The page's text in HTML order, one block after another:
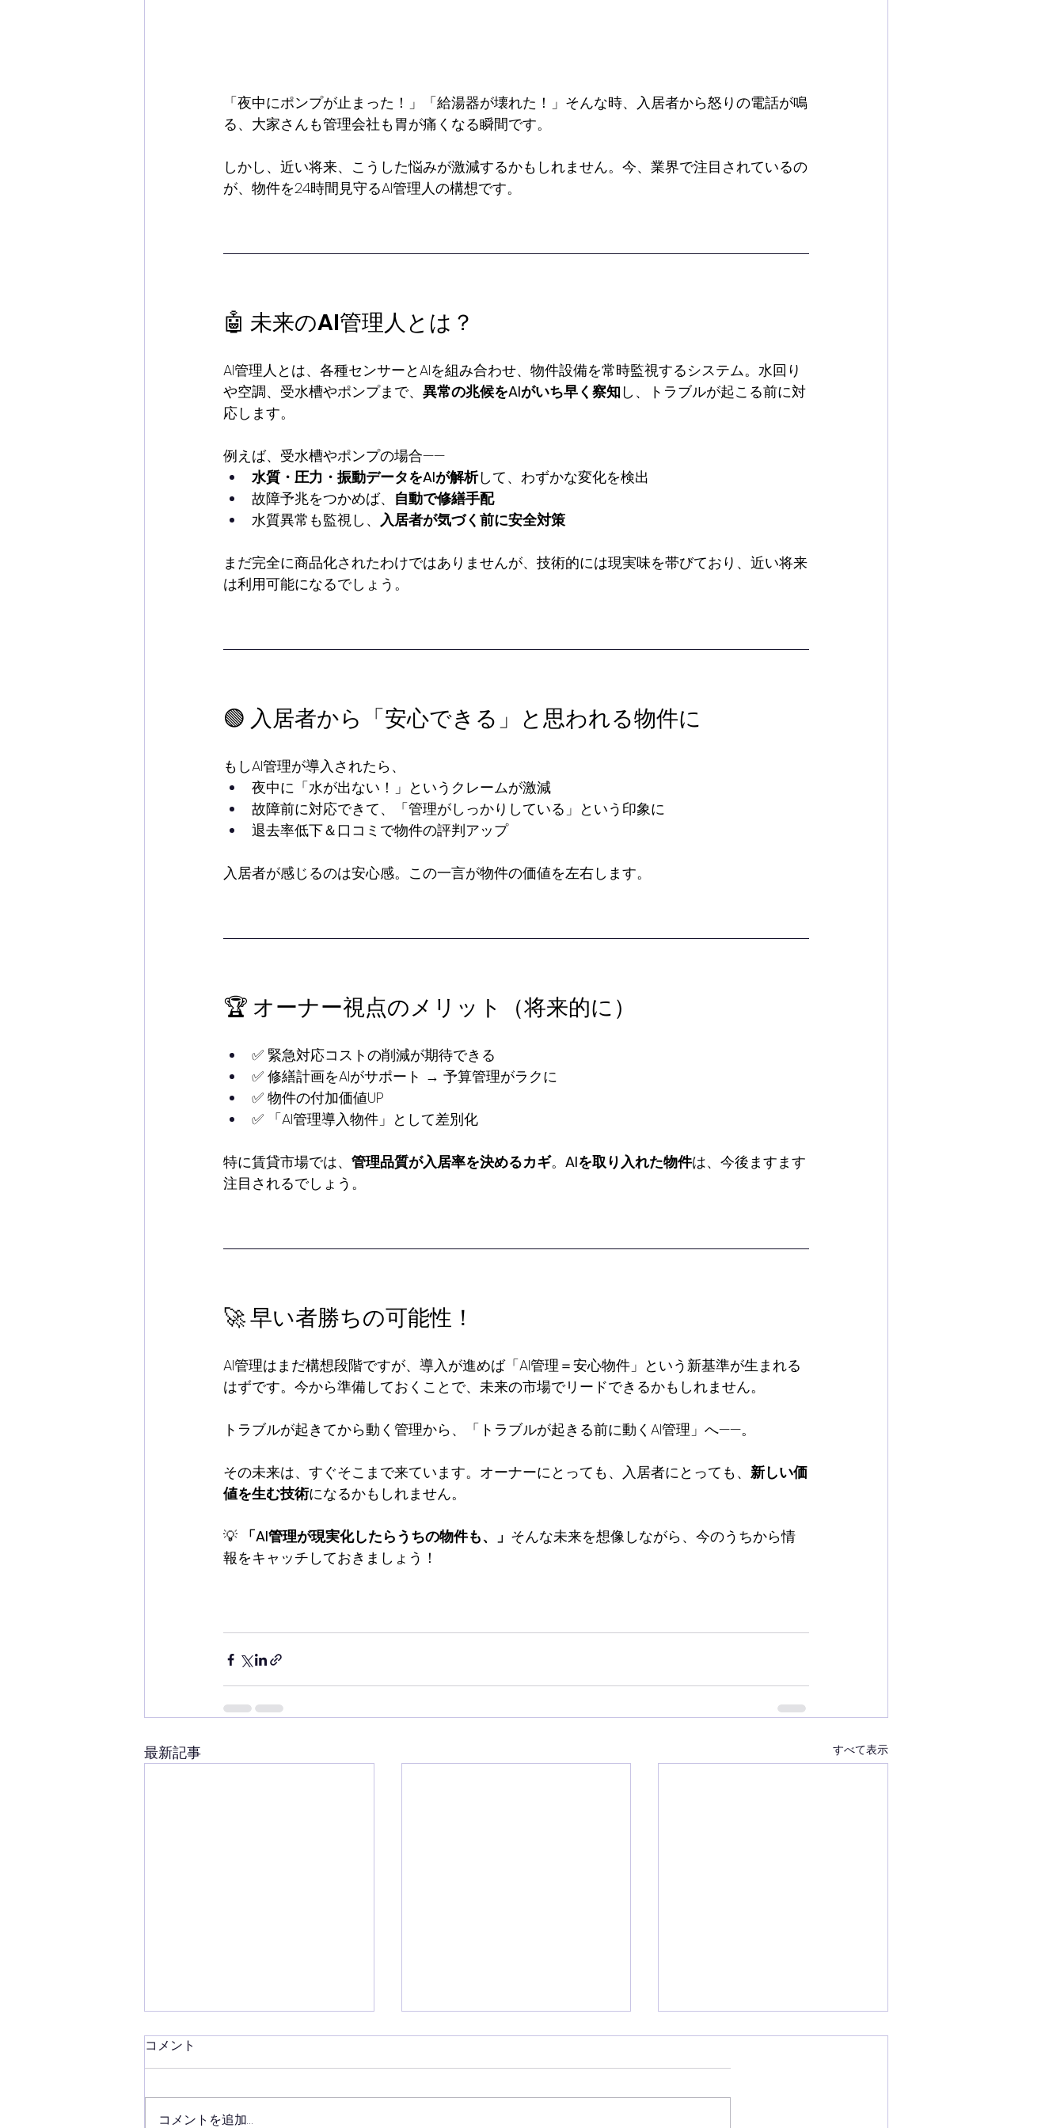
「夜中にポンプが止まった！」「給湯器が壊れた！」そんな時、入居者から怒りの電話が鳴
る、大家さんも管理会社も胃が痛くなる瞬間です。
しかし、近い将来、こうした悩みが激減するかもしれません。今、業界で注目されているの
が、物件を24時間見守るAI管理人の構想です。
🤖 未来のAI管理人とは？
AI管理人とは、各種センサーとAIを組み合わせ、物件設備を常時監視するシステム。水回り
や空調、受水槽やポンプまで、 異常の兆候をAIがいち早く察知 し、トラブルが起こる前に対
応します。
例えば、受水槽やポンプの場合——
水質・圧力・振動データをAIが解析して、わずかな変化を検出
故障予兆をつかめば、 自動で修繕手配
水質異常も監視し、 入居者が気づく前に安全対策
まだ完全に商品化されたわけではありませんが、技術的には現実味を帯びており、近い将来
は利用可能になるでしょう。
🟢 入居者から「安心できる」と思われる物件に
もしAI管理が導入されたら、
夜中に「水が出ない！」というクレームが激減
故障前に対応できて、「管理がしっかりしている」という印象に
退去率低下＆口コミで物件の評判アップ
入居者が感じるのは安心感。この一言が物件の価値を左右します。
🏆 オーナー視点のメリット（将来的に）
✅ 緊急対応コストの削減が期待できる
✅ 修繕計画をAIがサポート → 予算管理がラクに
✅ 物件の付加価値UP
✅ 「AI管理導入物件」として差別化
特に賃貸市場では、 管理品質が入居率を決めるカギ。 AIを取り入れた物件は、今後ますます
注目されるでしょう。
🚀 早い者勝ちの可能性！
AI管理はまだ構想段階ですが、導入が進めば「AI管理＝安心物件」という新基準が生まれる
はずです。今から準備しておくことで、未来の市場でリードできるかもしれません。
トラブルが起きてから動く管理から、「トラブルが起きる前に動くAI管理」へ——。
その未来は、すぐそこまで来ています。オーナーにとっても、入居者にとっても、 新しい価
値を生む技術になるかもしれません。
💡 「AI管理が現実化したらうちの物件も、」 そんな未来を想像しながら、今のうちから情
報をキャッチしておきましょう！
最新記事 すべて表示
コメント
コメントを追加…